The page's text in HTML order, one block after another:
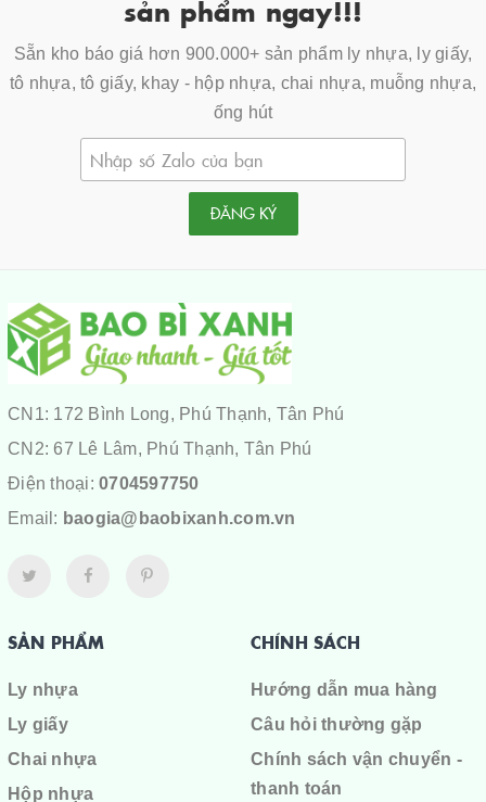
sản phẩm ngay!!!
Sẵn kho báo giá hơn 900.000+ sản phẩm ly nhựa, ly giấy,
tô nhựa, tô giấy, khay - hộp nhựa, chai nhựa, muỗng nhựa,
ống hút
ĐĂNG KÝ
CN1: 172 Bình Long, Phú Thạnh, Tân Phú
CN2: 67 Lê Lâm, Phú Thạnh, Tân Phú
Điện thoại: 0704597750
Email: baogia@baobixanh.com.vn
SẢN PHẨM
Ly nhựa
Ly giấy
Chai nhựa
Hộp nhựa
CHÍNH SÁCH
Hướng dẫn mua hàng
Câu hỏi thường gặp
Chính sách vận chuyển -
thanh toán